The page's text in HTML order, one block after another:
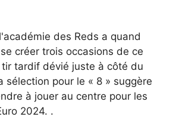
des Reds a quand
créer trois occasions de ce
tardif dévié juste à côté du
sélection pour le « 8 » suggère
à jouer au centre pour les
2024. .